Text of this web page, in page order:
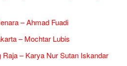
– Ahmad Fuadi
– Mochtar Lubis
– Karya Nur Sutan Iskandar